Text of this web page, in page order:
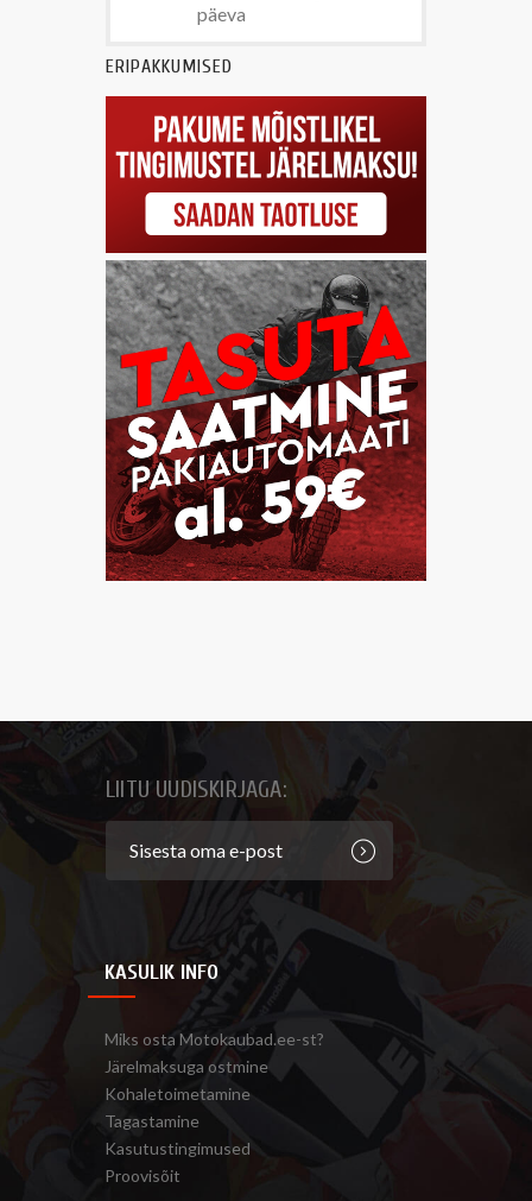
päeva
ERIPAKKUMISED
LIITU UUDISKIRJAGA:
KASULIK INFO
Miks osta Motokaubad.ee-st?
Järelmaksuga ostmine
Kohaletoimetamine
Tagastamine
Kasutustingimused
Proovisõit